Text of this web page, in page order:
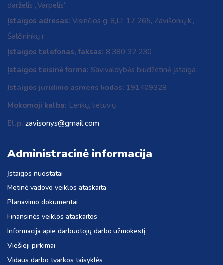
darželis „Varpelis“
Įstaigos adresas: Visinčios g. 8,LT 17 265, Zavišonių k.,
Šalčininkų r.
Įstaigos telefonas, faksas: 8 380 32 230
Įstaigos teisinė forma: Savivaldybės biūdžetinė įstaiga
Įstaigos juridinio asmens kodas: 191409328
Mokomoji kalba: Lenkų, lietuvių
El.p. zavisonys@gmail.com
Administracinė informacija
Įstaigos nuostatai
Metinė vadovo veiklos ataskaita
Planavimo dokumentai
Finansinės veiklos ataskaitos
Informacija apie darbuotojų darbo užmokestį
Viešieji pirkimai
Vidaus darbo tvarkos taisyklės